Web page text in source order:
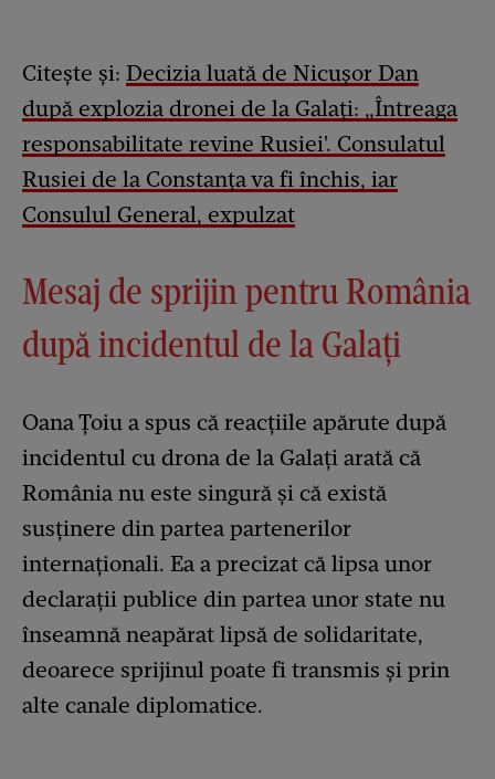
Citește și: Decizia luată de Nicușor Dan
după explozia dronei de la Galați: „Întreaga
responsabilitate revine Rusiei'. Consulatul
Rusiei de la Constanța va fi închis, iar
Consulul General, expulzat
Mesaj de sprijin pentru România
după incidentul de la Galați
Oana Țoiu a spus că reacțiile apărute după
incidentul cu drona de la Galați arată că
România nu este singură și că există
susținere din partea partenerilor
internaționali. Ea a precizat că lipsa unor
declarații publice din partea unor state nu
înseamnă neapărat lipsă de solidaritate,
deoarece sprijinul poate fi transmis și prin
alte canale diplomatice.